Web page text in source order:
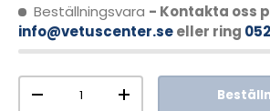
Beställningsvara - Kontakta oss
info@vetuscenter.seeller ring
Antal
-
+